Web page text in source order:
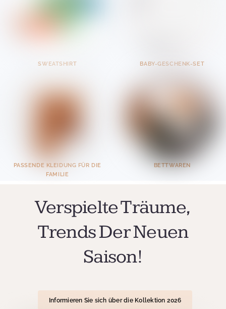
SWEATSHIRT
PASSENDE KLEIDUNG FÜR DIE
FAMILIE
BABY-GESCHENK-SET
BETTWAREN
Verspielte Träume,
Trends Der Neuen
Saison!
Informieren Sie sich über die Kollektion 2026